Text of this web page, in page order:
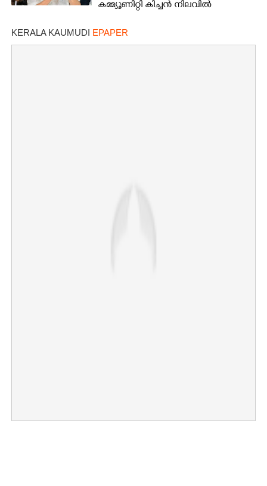
കമ്മ്യൂണിറ്റി കിച്ചൻ നിലവിൽ
KERALA KAUMUDI EPAPER